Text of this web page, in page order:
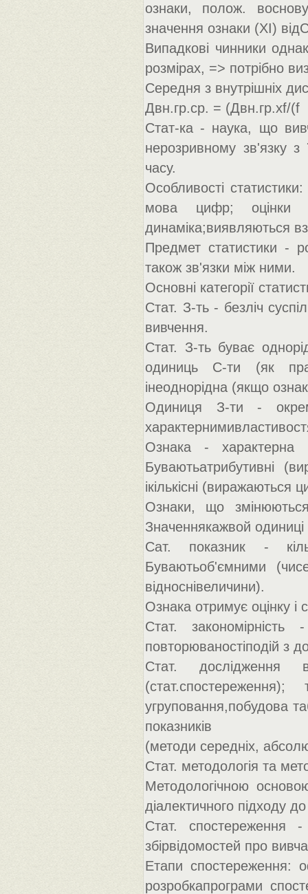
ознаки, полож.
значення ознаки (ХI)
Випадкові чинники
розмірах, => потрібно
Середня з внутрішніх
Двн.гр.ср. = (Двн.гр.хf/(f
Стат-ка - наука, що
нерозривному зв'язку з
часу.
Особливості
мова цифр; оцінки
динаміка;виявляються
Предмет статистики -
також зв'язки між ними.
Основні категорії
Стат. З-ть - безліч
вивчення.
Стат. З-ть буває
одиниць С-ти (як
інеоднорідна (якщо
Одиниця З-ти -
Ознака - характерна
Буваютьатрибутивні
ікількісні (виражаються
Ознаки, що
Значеннякажвой
Сат. показник -
Буваютьоб'ємними
відноснівеличини).
Ознака отримує оцінку і
Стат.
повторюваностіподій з
Стат. дослідження
угруповання,побудова
показників
(методи середніх,
Стат. методологія та
Методологічною
діалектичного підходу
Стат. спостереження -
збірвідомостей про
Етапи спостереження:
розробкапрограми